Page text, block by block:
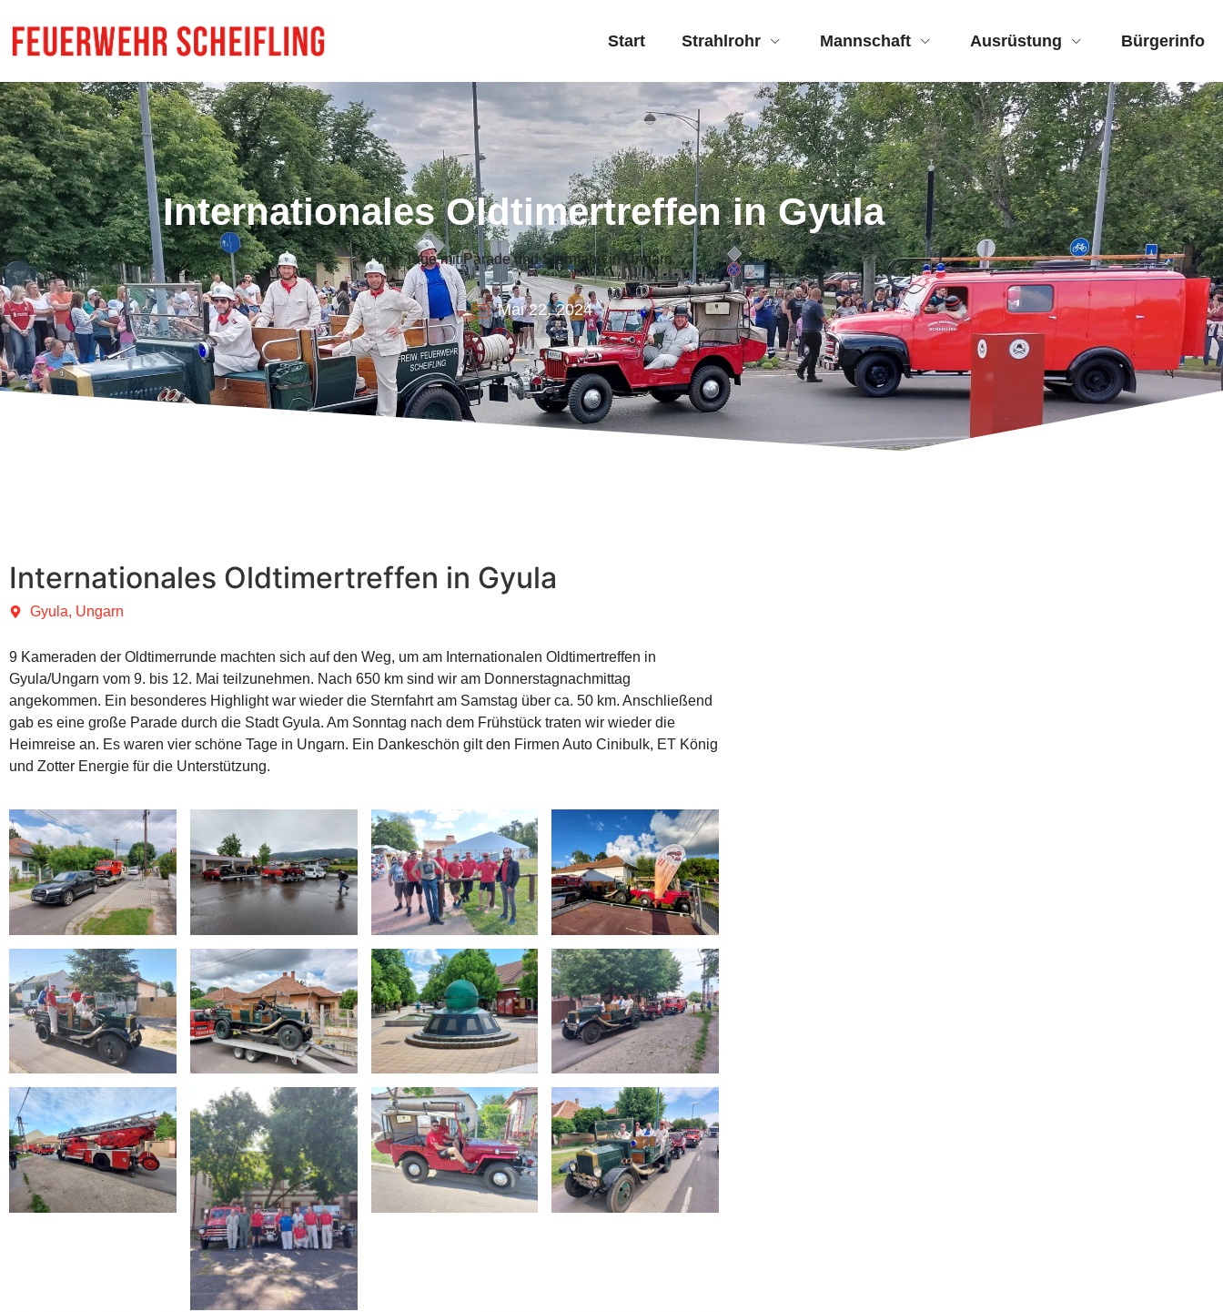
Start Strahlrohr Mannschaft Ausrüstung Bürgerinfo
Internationales Oldtimertreffen in Gyula
Vier Tage mit Parade und Sternfahrt in Ungarn
Mai 22, 2024
Internationales Oldtimertreffen in Gyula
Gyula, Ungarn
9 Kameraden der Oldtimerrunde machten sich auf den Weg, um am Internationalen Oldtimertreffen in
Gyula/Ungarn vom 9. bis 12. Mai teilzunehmen. Nach 650 km sind wir am Donnerstagnachmittag
angekommen. Ein besonderes Highlight war wieder die Sternfahrt am Samstag über ca. 50 km. Anschließend
gab es eine große Parade durch die Stadt Gyula. Am Sonntag nach dem Frühstück traten wir wieder die
Heimreise an. Es waren vier schöne Tage in Ungarn. Ein Dankeschön gilt den Firmen Auto Cinibulk, ET König
und Zotter Energie für die Unterstützung.